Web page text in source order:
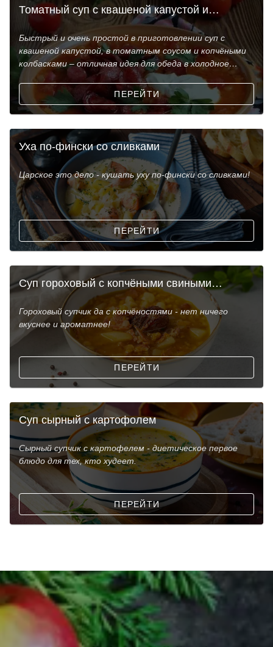
Томатный суп с квашеной капустой и
копчёными колбасками
Быстрый и очень простой в приготовлении суп с
квашеной капустой, в томатным соусом и копчёными
колбасками – отличная идея для обеда в холодное
время
ПЕРЕЙТИ
Уха по-фински со сливками
Царское это дело - кушать уху по-фински со сливками!
ПЕРЕЙТИ
Суп гороховый с копчёными свиными
рёбрышками
Гороховый супчик да с копчёностями - нет ничего
вкуснее и ароматнее!
ПЕРЕЙТИ
Суп сырный с картофолем
Сырный супчик с картофелем - диетическое первое
блюдо для тех, кто худеет.
ПЕРЕЙТИ